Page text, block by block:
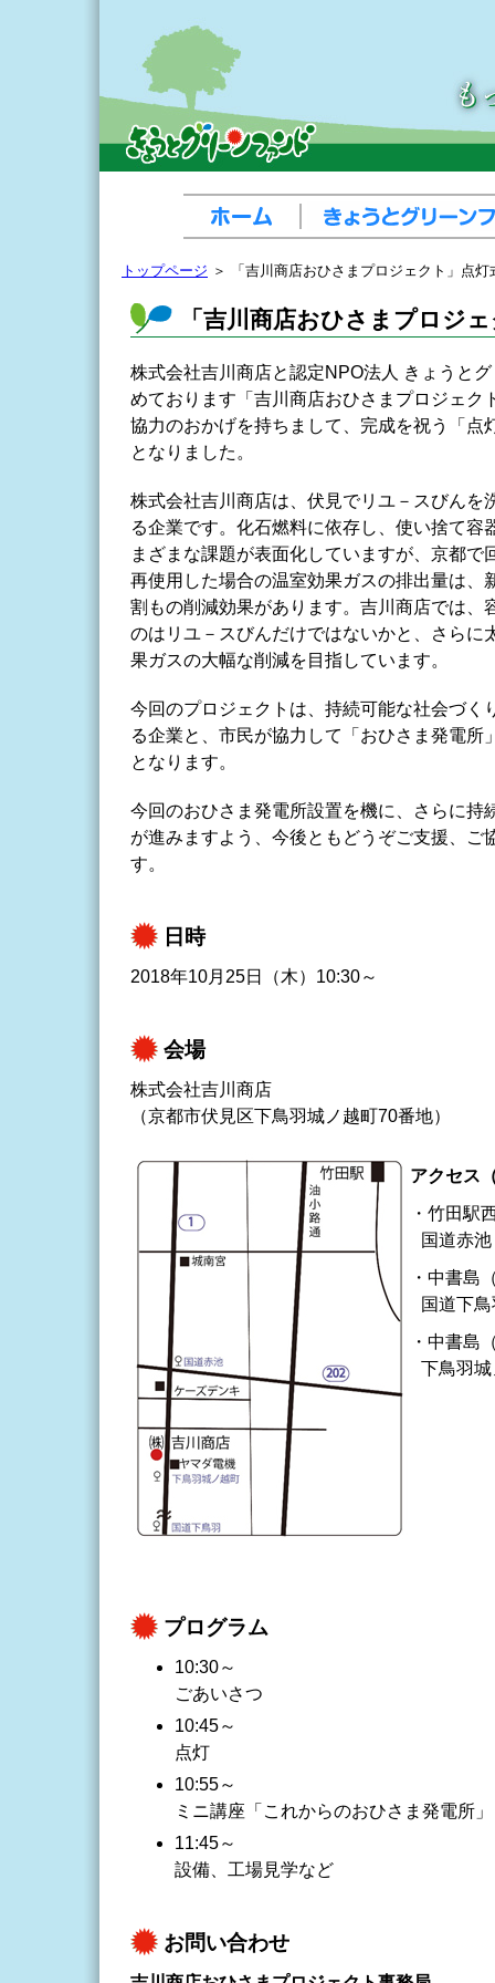
トップページ ＞ 「吉川商店おひさまプロジェクト」点灯
「吉川商店おひさまプロジ
株式会社吉川商店と認定NPO法人 きょうと
めております「吉川商店おひさまプロジェク
協力のおかげを持ちまして、完成を祝う「点
となりました。
株式会社吉川商店は、伏見でリユ－スびんを
る企業です。化石燃料に依存し、使い捨て容
まざまな課題が表面化していますが、京都で
再使用した場合の温室効果ガスの排出量は、
割もの削減効果があります。吉川商店では、
のはリユ－スびんだけではないかと、さらに
果ガスの大幅な削減を目指しています。
今回のプロジェクトは、持続可能な社会づく
る企業と、市民が協力して「おひさま発電所
となります。
今回のおひさま発電所設置を機に、さらに持
が進みますよう、今後ともどうぞご支援、ご
す。
日時
2018年10月25日（木）10:30～
会場
株式会社吉川商店
（京都市伏見区下鳥羽城ノ越町70番地）
アクセス
・竹田駅
国道赤
・中書島
国道下
・中書島
下鳥羽
プログラム
10:30～
ごあいさつ
10:45～
点灯
10:55～
ミニ講座「これからのおひさま発電所」
11:45～
設備、工場見学など
お問い合わせ